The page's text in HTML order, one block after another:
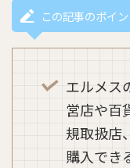
この記事のポイ
エルメス
営店や百
規取扱店
購入でき